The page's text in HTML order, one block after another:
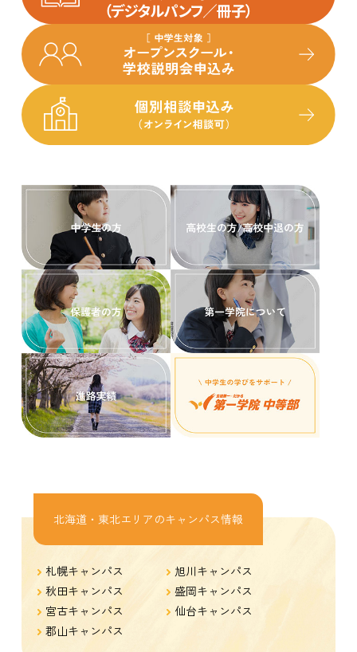
北海道・東北エリアのキャンパス情報
札幌キャンパス
旭川キャンパス
秋田キャンパス
盛岡キャンパス
宮古キャンパス
仙台キャンパス
郡山キャンパス